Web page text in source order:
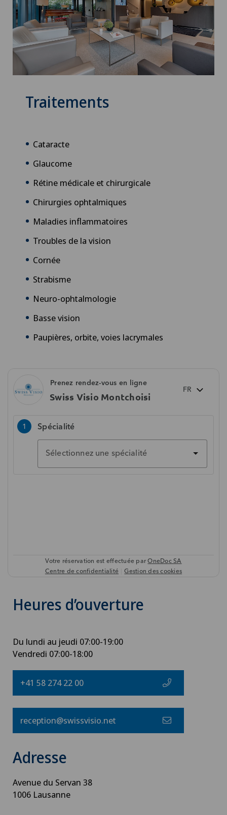
Traitements
Cataracte
Glaucome
Rétine médicale et chirurgicale
Chirurgies ophtalmiques
Maladies inflammatoires
Troubles de la vision
Cornée
Strabisme
Neuro-ophtalmologie
Basse vision
Paupières, orbite, voies lacrymales
Heures d’ouverture
Du lundi au jeudi 07:00-19:00
Vendredi 07:00-18:00
+41 58 274 22 00
reception@swissvisio.net
Adresse
Avenue du Servan 38
1006 Lausanne